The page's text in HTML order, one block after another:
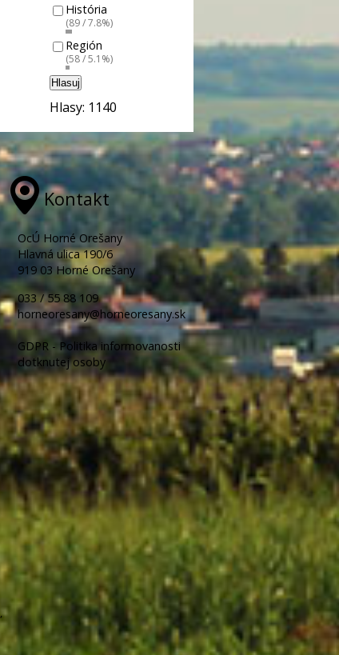
História
(89 / 7.8%)
Región
(58 / 5.1%)
Hlasuj
Hlasy: 1140
Kontakt
OcÚ Horné Orešany
Hlavná ulica 190/6
919 03 Horné Orešany
033 / 55 88 109
horneoresany@horneoresany.sk
GDPR - Politika informovanosti
dotknutej osoby
,